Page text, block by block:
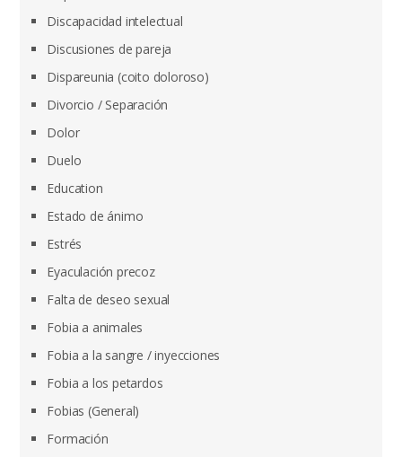
Discapacidad intelectual
Discusiones de pareja
Dispareunia (coito doloroso)
Divorcio / Separación
Dolor
Duelo
Education
Estado de ánimo
Estrés
Eyaculación precoz
Falta de deseo sexual
Fobia a animales
Fobia a la sangre / inyecciones
Fobia a los petardos
Fobias (General)
Formación